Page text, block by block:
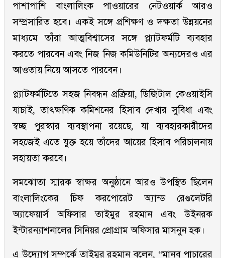
পাশাপাশি বাংলালিংক পাওয়ারের নেটওয়ার্ক আরও
সম্প্রসারিত হবে। একই সঙ্গে প্রশিক্ষণ ও দক্ষতা উন্নয়নের
মাধ্যমে তাঁরা আত্মবিশ্বাসের সঙ্গে প্ল্যাটফর্মটি ব্যবহার
করতে পারবেন এবং নিজ নিজ কমিউনিটির অন্যদেরও এর
আওতায় নিয়ে আসতে পারবেন।
প্ল্যাটফর্মটিতে সহজ নিবন্ধন প্রক্রিয়া, ডিজিটাল কেওয়াইসি
যাচাই, তাৎক্ষণিক কমিশনের হিসাব দেখার সুবিধা এবং
স্বচ্ছ পুরস্কার ব্যবস্থাপনা রয়েছে, যা ব্যবহারকারীদের
সহজেই এতে যুক্ত হয়ে তাঁদের আয়ের হিসাব পরিচালনায়
সহায়তা করবে।
সমঝোতা স্মারক স্বাক্ষর অনুষ্ঠানে আরও উপস্থিত ছিলেন
বাংলালিংকের চিফ করপোরেট অ্যান্ড রেগুলেটরি
অ্যাফেয়ার্স অফিসার তাইমুর রহমান এবং উইনরক
ইন্টারন্যাশনালের সিনিয়র প্রোগ্রাম অফিসার মাসনুন হক।
এ উদ্যোগ সম্পর্কে তাইমুর রহমান বলেন, “মানব পাচারের